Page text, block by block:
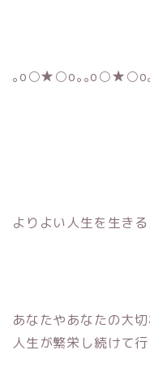
｡o○★○o｡｡o○★○o
よりよい人生を生き
あなたやあなたの大
人生が繁栄し続けて